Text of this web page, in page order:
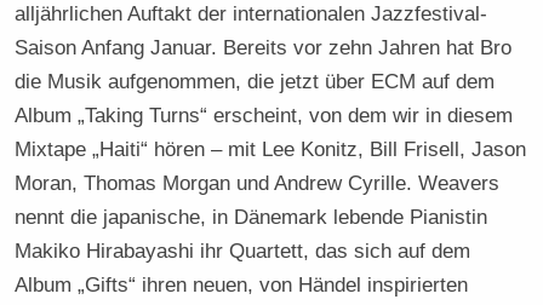
alljährlichen Auftakt der internationalen Jazzfestival-
Saison Anfang Januar. Bereits vor zehn Jahren hat Bro
die Musik aufgenommen, die jetzt über ECM auf dem
Album „Taking Turns“ erscheint, von dem wir in diesem
Mixtape „Haiti“ hören – mit Lee Konitz, Bill Frisell, Jason
Moran, Thomas Morgan und Andrew Cyrille. Weavers
nennt die japanische, in Dänemark lebende Pianistin
Makiko Hirabayashi ihr Quartett, das sich auf dem
Album „Gifts“ ihren neuen, von Händel inspirierten